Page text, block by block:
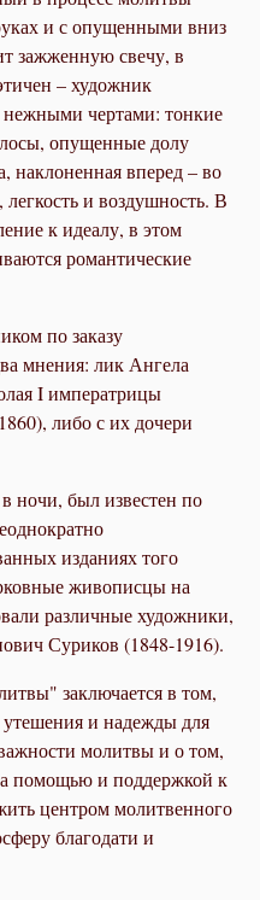
и с опущенными вниз
зажженную свечу, в
– художник
нежными чертами: тонкие
опущенные долу
наклоненная вперед – во
и воздушность. В
к идеалу, в этом
романтические
по заказу
мнения: лик Ангела
I императрицы
либо с их дочери
ночи, был известен по
изданиях того
живописцы на
различные художники,
Суриков (1848-1916).
заключается в том,
и надежды для
молитвы и о том,
помощью и поддержкой к
центром молитвенного
благодати и